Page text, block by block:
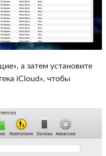
а затем установите
iCloud», чтобы